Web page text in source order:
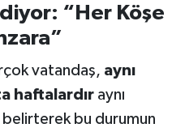
“Her Köşe
vatandaş, aynı
haftalardıraynı
bu durumun